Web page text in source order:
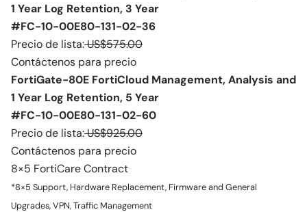
1 Year Log Retention, 3 Year
#FC-10-00E80-131-02-36
Precio de lista:US$575.00
Contáctenos para precio
FortiGate-80E FortiCloud Management, Analysis and
1 Year Log Retention, 5 Year
#FC-10-00E80-131-02-60
Precio de lista:US$925.00
Contáctenos para precio
8×5 FortiCare Contract
*8×5 Support, Hardware Replacement, Firmware and General
Upgrades, VPN, Traffic Management